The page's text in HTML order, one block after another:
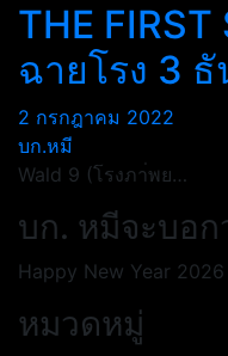
THE
ฉายโรง 3
2 กรกฎาคม 2022
บก.หมี
Wald 9 (โรงภา่พย…
บก. หมีจะบอก
Happy New Year 2026
หมวดหมู่